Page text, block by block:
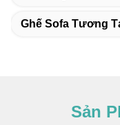
Ghế Sofa Tương
Sản